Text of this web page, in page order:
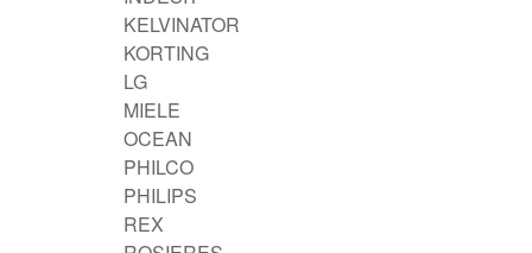
KELVINATOR
KORTING
LG
MIELE
OCEAN
PHILCO
PHILIPS
REX